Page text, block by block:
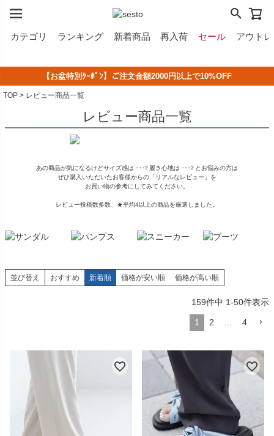
カテゴリ ランキング 新着商品 再入荷 セール アウト
夏季休業中のご注文・発送のお知らせ
【お盆特別ｸｰﾎﾟﾝ】ご注文金額2000円以上で10%OFF
2,500円以上のシューズなら《無料》でサイズ交換！
LINE ID連携で500円クーポンプレゼント！
TOP レビュー商品一覧
レビュー商品一覧
あの商品が気になるけどサイズ感は ・・・？履き心地は ・・・？とお悩みの方は
ぜひ購入いただいたお客様からの「リアルなレビュー」を
お買い物の参考にしてみてください。
レビュー投稿数多数、★平均4以上の商品を厳選しました。
並び替え おすすめ 新着順 価格が安い順 価格が高い順
159件中 1-50件表示
1 2 4